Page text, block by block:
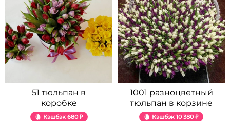
51 тюльпан в
коробке
Кэшбэк 680 ₽
1001 разноцветный
тюльпан в корзине
Кэшбэк 10 380 ₽